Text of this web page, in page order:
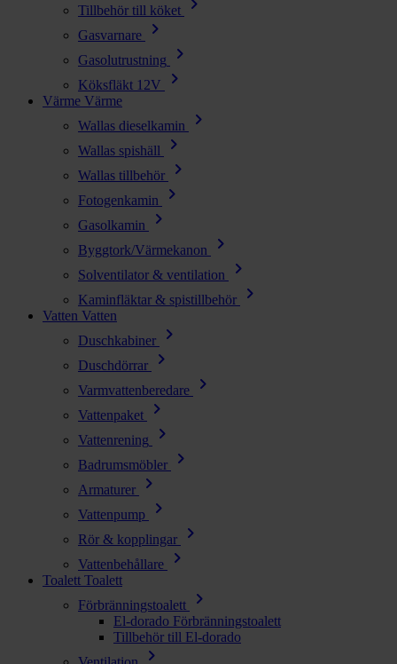
Tillbehör till köket
Gasvarnare chevron_right
Gasolutrustning chevron_right
Köksfläkt 12V chevron_right
Värme Värme
Wallas dieselkamin
chevron_right
Wallas spishäll chevron_right
Wallas tillbehör chevron_right
Fotogenkamin chevron_right
Gasolkamin chevron_right
Byggtork/Värmekanon chevron_right
Solventilator & ventilation chevron_right
Kaminfläktar & spistillbehör chevron_right
Vatten Vatten
Duschkabiner
chevron_right
Duschdörrar chevron_right
Varmvattenberedare chevron_right
Vattenpaket chevron_right
Vattenrening chevron_right
Badrumsmöbler chevron_right
Armaturer chevron_right
Vattenpump chevron_right
Rör & kopplingar chevron_right
Vattenbehållare chevron_right
Toalett Toalett
Förbränningstoalett
chevron_right
El-dorado Förbränningstoalett
Tillbehör till El-dorado
chevron_right